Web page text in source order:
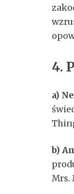
4.
a)
b)
Mrs.